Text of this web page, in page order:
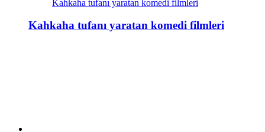
Kahkaha tufanı yaratan komedi filmleri
Kahkaha tufanı yaratan komedi filmleri